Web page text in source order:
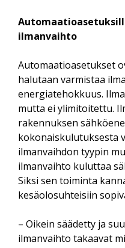
ilmanvaihto
Automaatioasetukset
halutaan varmistaa
energiatehokkuus.
mutta ei ylimitoitettu.
rakennuksen
kokonaiskulutuksesta
ilmanvaihdon tyypin
ilmanvaihto kuluttaa
Siksi sen toiminta
kesäolosuhteisiin
– Oikein säädetty ja
ilmanvaihto takaavat